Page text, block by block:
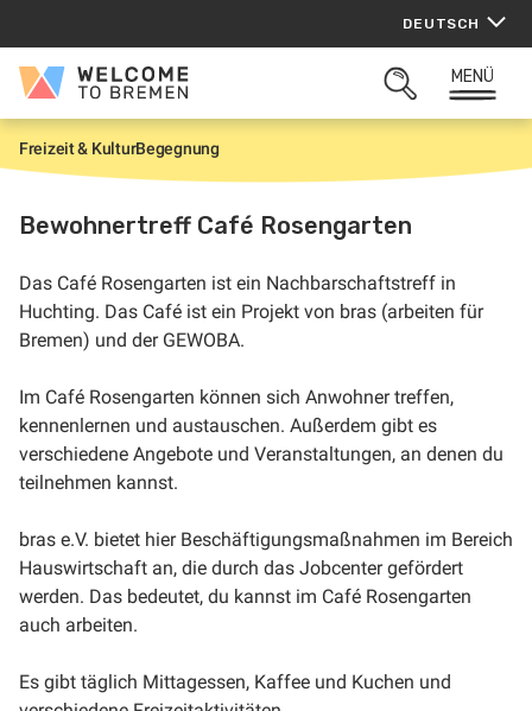
springen
DEUTSCH
Welcome
SUCHFELD
MENÜ
S
t
r
t
Freizeit & KulturBegegnung
Bewohnertreff Café Rosengarten
Das Café Rosengarten ist ein Nachbarschaftstreff in
Huchting. Das Café ist ein Projekt von bras (arbeiten für
Bremen) und der GEWOBA.
Im Café Rosengarten können sich Anwohner treffen,
kennenlernen und austauschen. Außerdem gibt es
verschiedene Angebote und Veranstaltungen, an denen du
teilnehmen kannst.
bras e.V. bietet hier Beschäftigungsmaßnahmen im Bereich
Hauswirtschaft an, die durch das Jobcenter gefördert
werden. Das bedeutet, du kannst im Café Rosengarten
auch arbeiten.
Es gibt täglich Mittagessen, Kaffee und Kuchen und